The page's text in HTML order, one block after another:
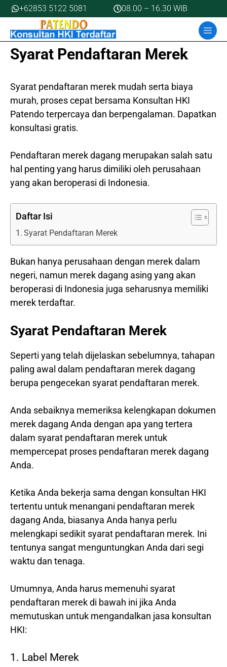
Skip
to
content
+62853 5122 5081 08.00 – 16.30 WIB
Syarat Pendaftaran Merek
Syarat pendaftaran merek mudah serta biaya
murah, proses cepat bersama Konsultan HKI
Patendo terpercaya dan berpengalaman. Dapatkan
konsultasi gratis.
Pendaftaran merek dagang merupakan salah satu
hal penting yang harus dimiliki oleh perusahaan
yang akan beroperasi di Indonesia.
Daftar Isi
Syarat Pendaftaran Merek
Bukan hanya perusahaan dengan merek dalam
negeri, namun merek dagang asing yang akan
beroperasi di Indonesia juga seharusnya memiliki
merek terdaftar.
Syarat Pendaftaran Merek
Seperti yang telah dijelaskan sebelumnya, tahapan
paling awal dalam pendaftaran merek dagang
berupa pengecekan syarat pendaftaran merek.
Anda sebaiknya memeriksa kelengkapan dokumen
merek dagang Anda dengan apa yang tertera
dalam syarat pendaftaran merek untuk
mempercepat proses pendaftaran merek dagang
Anda.
Ketika Anda bekerja sama dengan konsultan HKI
tertentu untuk menangani pendaftaran merek
dagang Anda, biasanya Anda hanya perlu
melengkapi sedikit syarat pendaftaran merek. Ini
tentunya sangat menguntungkan Anda dari segi
waktu dan tenaga.
Umumnya, Anda harus memenuhi syarat
pendaftaran merek di bawah ini jika Anda
memutuskan untuk mengandalkan jasa konsultan
HKI:
1. Label Merek